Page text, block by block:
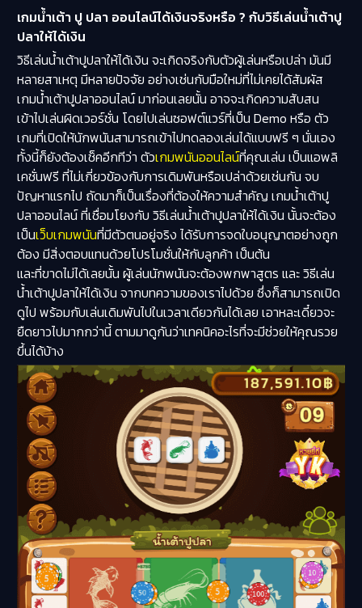
เกมน้ำเต้า ปู ปลา ออนไลน์ได้เงินจริงหรือ ? กับวิธีเล่นน้ำเต้าปู
ปลาให้ได้เงิน
วิธีเล่นน้ำเต้าปูปลาให้ได้เงิน จะเกิดจริงกับตัวผู้เล่นหรือเปล่า มันมี
หลายสาเหตุ มีหลายปัจจัย อย่างเช่นกับมือใหม่ที่ไม่เคยได้สัมผัส
เกมน้ำเต้าปูปลาออนไลน์ มาก่อนเลยนั้น อาจจะเกิดความสับสน
เข้าไปเล่นผิดเวอร์ชั่น โดยไปเล่นซอฟต์แวร์ที่เป็น Demo หรือ ตัว
เกมที่เปิดให้นักพนันสามารถเข้าไปทดลองเล่นได้แบบฟรี ๆ นั่นเอง
ทั้งนี้ก็ยังต้องเช็คอีกทีว่า ตัวเกมพนันออนไลน์ที่คุณเล่น เป็นแอพลิ
เคชั่นฟรี ที่ไม่เกี่ยวข้องกับการเดิมพันหรือเปล่าด้วยเช่นกัน จบ
ปัญหาแรกไป ถัดมาก็เป็นเรื่องที่ต้องให้ความสำคัญ เกมน้ำเต้าปู
ปลาออนไลน์ ที่เชื่อมโยงกับ วิธีเล่นน้ำเต้าปูปลาให้ได้เงิน นั้นจะต้อง
เป็นเว็บเกมพนันที่มีตัวตนอยู่จริง ได้รับการจดใบอนุญาตอย่างถูก
ต้อง มีสิ่งตอบแทนด้วยโปรโมชั่นให้กับลูกค้า เป็นต้น
และที่ขาดไม่ได้เลยนั้น ผู้เล่นนักพนันจะต้องพกพาสูตร และ วิธีเล่น
น้ำเต้าปูปลาให้ได้เงิน จากบทความของเราไปด้วย ซึ่งก็สามารถเปิด
ดูไป พร้อมกับเล่นเดิมพันไปในเวลาเดียวกันได้เลย เอาหละเดี๋ยวจะ
ยืดยาวไปมากกว่านี้ ตามมาดูกันว่าเทคนิคอะไรที่จะมีช่วยให้คุณรวย
ขึ้นได้บ้าง